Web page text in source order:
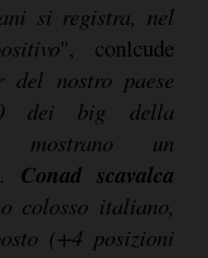
si registra, nel
", conlcude
nostro paese
dei big della
mostrano un
Conad scavalca
colosso italiano,
(+4 posizioni